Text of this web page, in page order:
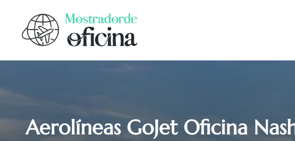
content
Aerolíneas GoJet Oficina